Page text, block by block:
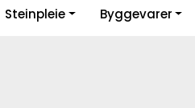
LinkedIn Guider og
Steinpleie Byggevarer